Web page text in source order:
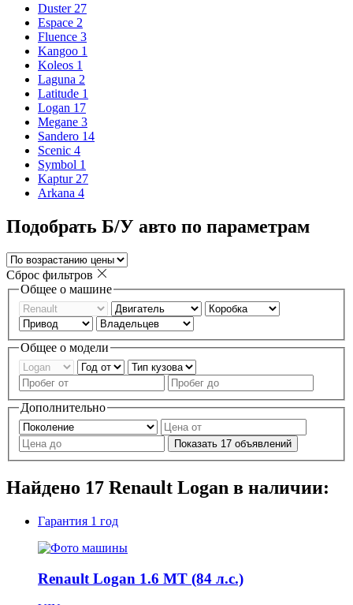
Duster 27
Espace 2
Fluence 3
Kangoo 1
Koleos 1
Laguna 2
Latitude 1
Logan 17
Megane 3
Sandero 14
Scenic 4
Symbol 1
Kaptur 27
Arkana 4
Подобрать Б/У авто по параметрам
Сброс фильтров
Общее о машине
Общее о модели
Дополнительно
Показать 17 объявлений
Найдено 17 Renault Logan в наличии:
Гарантия 1 год
Renault Logan 1.6 MT (84 л.с.)